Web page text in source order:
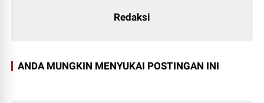
Redaksi
ANDA MUNGKIN MENYUKAI POSTINGAN INI